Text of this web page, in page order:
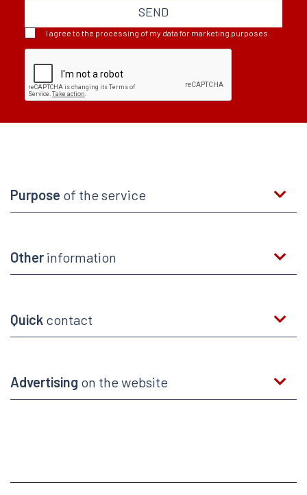
SEND
I agree to the processing of my data for marketing purposes.
Purpose of the service
Other information
Quick contact
Advertising on the website